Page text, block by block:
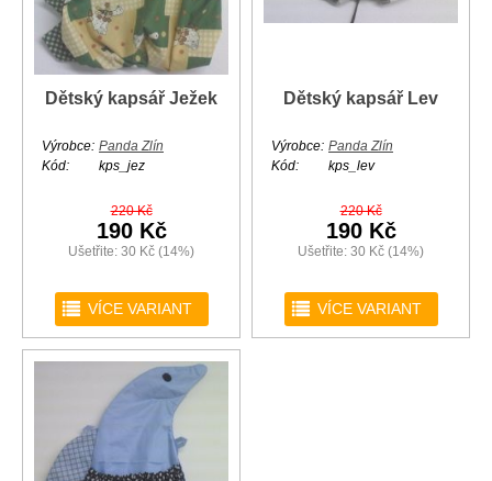
Dětský kapsář Ježek
Výrobce: Panda Zlín
Kód:
kps_jez
220 Kč
190 Kč
Ušetřite: 30 Kč (14%)
r VÍCE VARIANT
Dětský kapsář Lev
Výrobce: Panda Zlín
Kód:
kps_lev
220 Kč
190 Kč
Ušetřite: 30 Kč (14%)
r VÍCE VARIANT